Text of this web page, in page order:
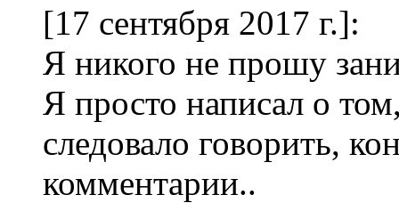
[17 сентября 2017 г.]:
Я никого не прошу
Я просто написал о
следовало говорить,
комментарии..